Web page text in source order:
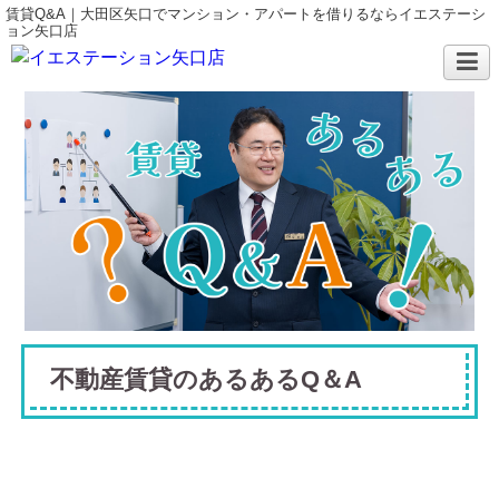
賃貸Q&A｜大田区矢口でマンション・アパートを借りるならイエステーシ
ョン矢口店
不動産賃貸のあるあるQ＆A